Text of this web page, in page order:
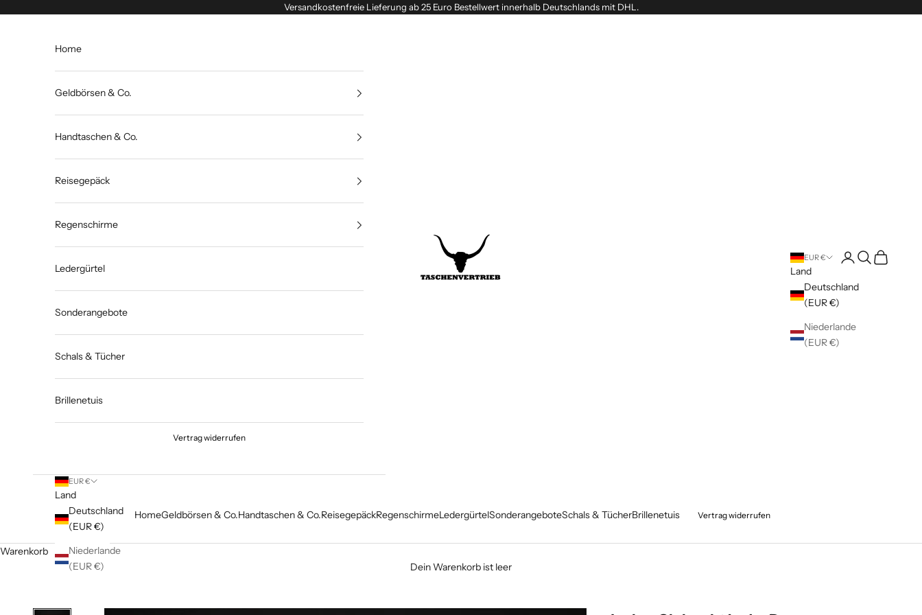
Versandkostenfreie Lieferung ab 25 Euro Bestellwert innerhalb Deutschlands mit DHL.
Taschenvertrieb
HomeGeldbörsen & Co.Handtaschen & Co.ReisegepäckRegenschirmeLedergürtelSonderangeboteSchals & TücherBrillenetuis Vertrag widerrufen
EUR €
Land
Deutschland
(EUR €)
Niederlande
(EUR €)
Anmelden
SuchenWarenkorb
Home
Geldbörsen & Co.
Handtaschen & Co.
Reisegepäck
Regenschirme
Ledergürtel
Sonderangebote
Schals & Tücher
Brillenetuis
Vertrag widerrufen
EUR €
Land
Deutschland
(EUR €)
Niederlande
(EUR €)
Warenkorb
Dein Warenkorb ist leer